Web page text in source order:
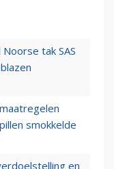
tak SAS
smokkelde
en